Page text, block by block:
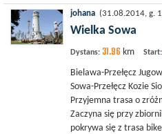
johana (31.08.2014, g.
Wielka Sowa
Dystans: 31.96 km Start:
Bielawa-Przełęcz
Sowa-Przełęcz Kozie
Przyjemna trasa o
Zaczyna się przy
pokrywa się z trasa